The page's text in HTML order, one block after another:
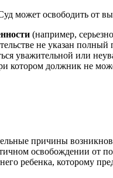
может освободить от
(например,
не указан
уважительной или
котором должник не
причины
освобождении от
ребенка, которому